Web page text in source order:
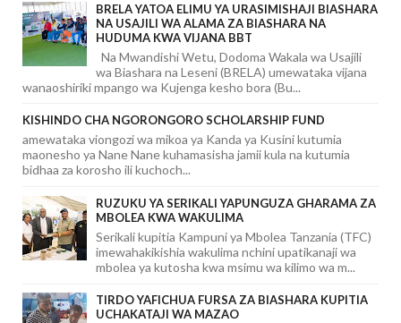
BRELA YATOA ELIMU YA URASIMISHAJI BIASHARA
NA USAJILI WA ALAMA ZA BIASHARA NA
HUDUMA KWA VIJANA BBT
Na Mwandishi Wetu, Dodoma Wakala wa Usajili
wa Biashara na Leseni (BRELA) umewataka vijana
wanaoshiriki mpango wa Kujenga kesho bora (Bu...
KISHINDO CHA NGORONGORO SCHOLARSHIP FUND
amewataka viongozi wa mikoa ya Kanda ya Kusini kutumia
maonesho ya Nane Nane kuhamasisha jamii kula na kutumia
bidhaa za korosho ili kuchoch...
RUZUKU YA SERIKALI YAPUNGUZA GHARAMA ZA
MBOLEA KWA WAKULIMA
Serikali kupitia Kampuni ya Mbolea Tanzania (TFC)
imewahakikishia wakulima nchini upatikanaji wa
mbolea ya kutosha kwa msimu wa kilimo wa m...
TIRDO YAFICHUA FURSA ZA BIASHARA KUPITIA
UCHAKATAJI WA MAZAO